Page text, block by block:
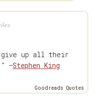
give up all their
—Stephen King
Goodreads Quotes